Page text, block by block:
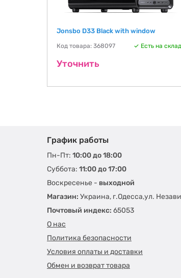
Jonsbo D33 Black with window
Код товара: 368097 Есть на
Уточнить
График работы
Пн-Пт: 10:00 до 18:00
Суббота: 11:00 до 17:00
Воскресенье - выходной
Магазин: Украина, г.Одесса,ул.
Почтовый индекс: 65053
О нас
Политика безопасности
Условия оплаты и доставки
Обмен и возврат товара